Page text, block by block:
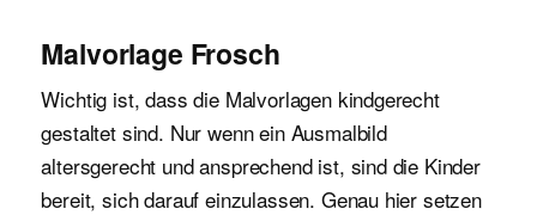
Malvorlage Frosch
Wichtig ist, dass die Malvorlagen kindgerecht
gestaltet sind. Nur wenn ein Ausmalbild
altersgerecht und ansprechend ist, sind die Kinder
bereit, sich darauf einzulassen. Genau hier setzen